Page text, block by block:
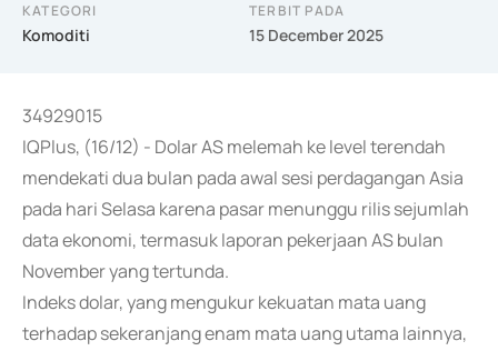
KATEGORI
Komoditi
TERBIT PADA
15 December 2025
34929015
IQPlus, (16/12) - Dolar AS melemah ke level terendah
mendekati dua bulan pada awal sesi perdagangan Asia
pada hari Selasa karena pasar menunggu rilis sejumlah
data ekonomi, termasuk laporan pekerjaan AS bulan
November yang tertunda.
Indeks dolar, yang mengukur kekuatan mata uang
terhadap sekeranjang enam mata uang utama lainnya,